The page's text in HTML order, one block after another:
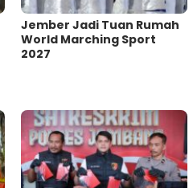
Jember Jadi Tuan Rumah
World Marching Sport
2027